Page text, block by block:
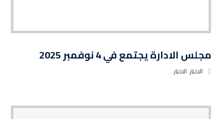
مجلس الادارة يجتمع في 4 نوفمبر 2025
الاخبار,الاخبار